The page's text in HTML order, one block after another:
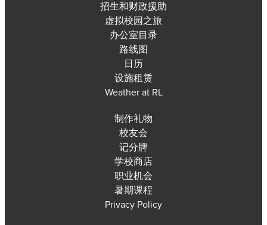
招生和财政援助
虚拟校园之旅
办公室目录
路线图
日历
设施租赁
Weather at RL
制作礼物
校友会
记分牌
学校商店
职业机会
暑期课程
Privacy Policy